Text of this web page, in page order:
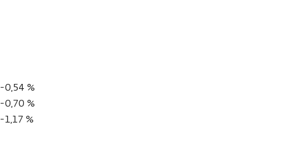
-0,54 %
-0,70 %
-1,17 %